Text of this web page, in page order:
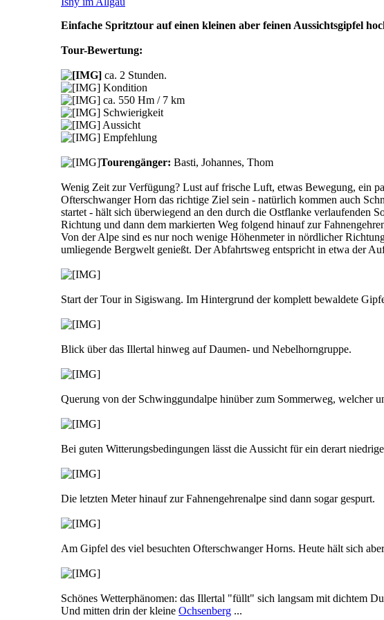
Einfache Spritztour auf einen kleinen aber feinen Aussichtsgipfel
Tour-Bewertung:
ca. 2 Stunden.
Kondition
ca. 550 Hm / 7 km
Schwierigkeit
Aussicht
Empfehlung
Tourengänger: Basti, Johannes, Thom
Wenig Zeit zur Verfügung? Lust auf frische Luft, etwas Bewegung, ein
Ofterschwanger Horn das richtige Ziel sein - natürlich kommen auch
startet - hält sich überwiegend an den durch die Ostflanke verlaufenden
Richtung und dann dem markierten Weg folgend hinauf zur
Von der Alpe sind es nur noch wenige Höhenmeter in nördlicher
umliegende Bergwelt genießt. Der Abfahrtsweg entspricht in etwa der
Start der Tour in Sigiswang. Im Hintergrund der komplett bewaldete
Blick über das Illertal hinweg auf Daumen- und Nebelhorngruppe.
Querung von der Schwinggundalpe hinüber zum Sommerweg, welcher
Bei guten Witterungsbedingungen lässt die Aussicht für ein derart
Die letzten Meter hinauf zur Fahnengehrenalpe sind dann sogar gespurt.
Am Gipfel des viel besuchten Ofterschwanger Horns. Heute hält sich
Schönes Wetterphänomen: das Illertal "füllt" sich langsam mit dichtem
Und mitten drin der kleine Ochsenberg ...